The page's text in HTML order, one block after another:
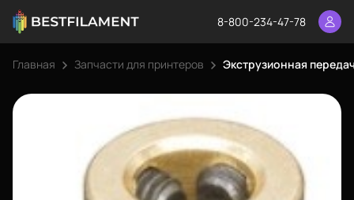
8-800-234-47-78
Главная Запчасти для принтеров Экструзионная